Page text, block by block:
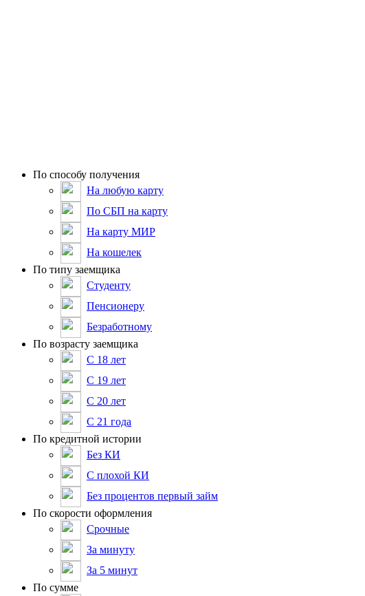
По способу получения
На любую карту
По СБП на карту
На карту МИР
На кошелек
По типу заемщика
Студенту
Пенсионеру
Безработному
По возрасту заемщика
С 18 лет
С 19 лет
С 20 лет
С 21 года
По кредитной истории
Без КИ
С плохой КИ
Без процентов первый займ
По скорости оформления
Срочные
За минуту
За 5 минут
По сумме